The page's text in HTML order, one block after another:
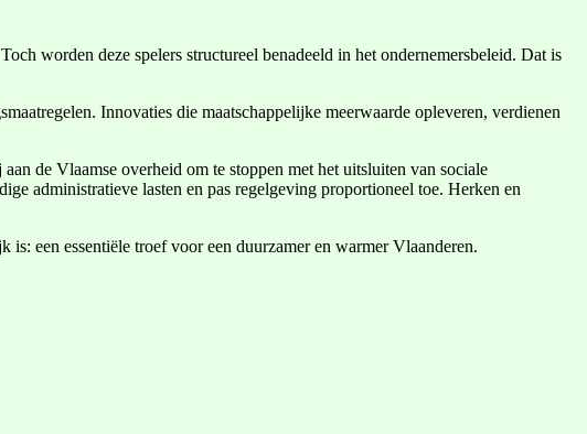
worden deze spelers structureel benadeeld in het ondernemersbeleid. Dat is
Innovaties die maatschappelijke meerwaarde opleveren, verdienen
de Vlaamse overheid om te stoppen met het uitsluiten van sociale
administratieve lasten en pas regelgeving proportioneel toe. Herken en
een essentiële troef voor een duurzamer en warmer Vlaanderen.